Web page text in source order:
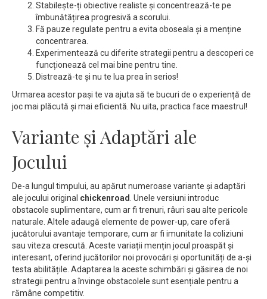
Stabilește-ți obiective realiste și concentrează-te pe
îmbunătățirea progresivă a scorului.
Fă pauze regulate pentru a evita oboseala și a menține
concentrarea.
Experimentează cu diferite strategii pentru a descoperi ce
funcționează cel mai bine pentru tine.
Distrează-te și nu te lua prea în serios!
Urmarea acestor pași te va ajuta să te bucuri de o experiență de
joc mai plăcută și mai eficientă. Nu uita, practica face maestrul!
Variante și Adaptări ale
Jocului
De-a lungul timpului, au apărut numeroase variante și adaptări
ale jocului original chickenroad . Unele versiuni introduc
obstacole suplimentare, cum ar fi trenuri, râuri sau alte pericole
naturale. Altele adaugă elemente de power-up, care oferă
jucătorului avantaje temporare, cum ar fi imunitate la coliziuni
sau viteza crescută. Aceste variații mențin jocul proaspăt și
interesant, oferind jucătorilor noi provocări și oportunități de a-și
testa abilitățile. Adaptarea la aceste schimbări și găsirea de noi
strategii pentru a învinge obstacolele sunt esențiale pentru a
rămâne competitiv.